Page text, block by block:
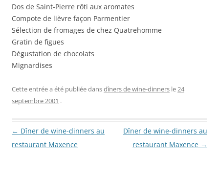
Dos de Saint-Pierre rôti aux aromates
Compote de lièvre façon Parmentier
Sélection de fromages de chez Quatrehomme
Gratin de figues
Dégustation de chocolats
Mignardises
Cette entrée a été publiée dansdîners de wine-dinners le24
septembre 2001 .
Navigation des articles
← Dîner de wine-dinners au
restaurant Maxence
Dîner de wine-dinners au
restaurant Maxence →